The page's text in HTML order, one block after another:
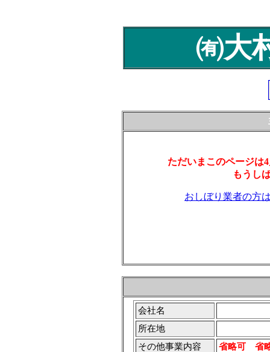
㈲大
ただいまこのページは
もうし
おしぼり業者の方
会社名
所在地
その他事業内容
省略可 省